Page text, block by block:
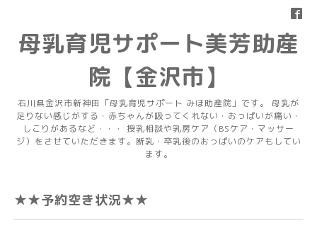
母乳育児サポート美芳助産
院【金沢市】
石川県金沢市新神田「母乳育児サポート みほ助産院」です。 母乳が
足りない感じがする・赤ちゃんが吸ってくれない・おっぱいが痛い・
しこりがあるなど・・・ 授乳相談や乳房ケア（BSケア・マッサー
ジ）をさせていただきます。断乳・卒乳後のおっぱいのケアもしてい
ます。
★★予約空き状況★★